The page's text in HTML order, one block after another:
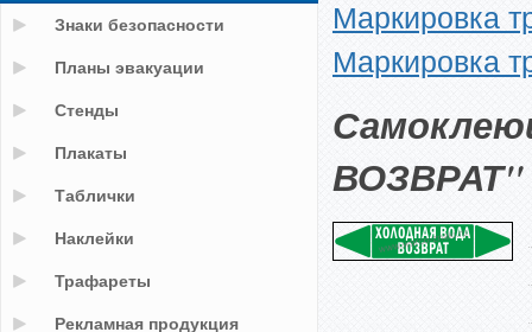
Маркировка
Маркировка
ВОЗВРАТ"
Знаки безопасности
Планы эвакуации
Стенды
Плакаты
Таблички
Наклейки
Трафареты
Рекламная продукция